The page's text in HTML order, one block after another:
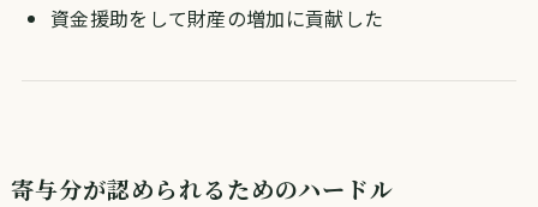
資金援助をして財産の増加に貢献した
寄与分が認められるためのハードル